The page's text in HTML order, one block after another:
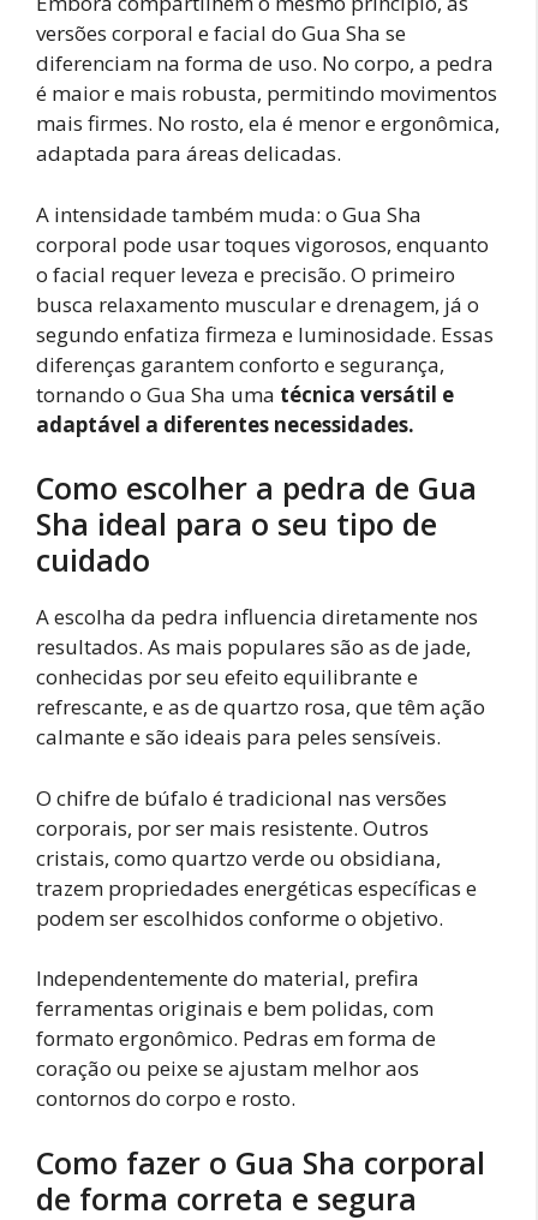
versões corporal e facial do Gua Sha se
diferenciam na forma de uso. No corpo, a pedra
é maior e mais robusta, permitindo movimentos
mais firmes. No rosto, ela é menor e ergonômica,
adaptada para áreas delicadas.
A intensidade também muda: o Gua Sha
corporal pode usar toques vigorosos, enquanto
o facial requer leveza e precisão. O primeiro
busca relaxamento muscular e drenagem, já o
segundo enfatiza firmeza e luminosidade. Essas
diferenças garantem conforto e segurança,
tornando o Gua Sha uma técnica versátil e
adaptável a diferentes necessidades.
Como escolher a pedra de Gua
Sha ideal para o seu tipo de
cuidado
A escolha da pedra influencia diretamente nos
resultados. As mais populares são as de jade,
conhecidas por seu efeito equilibrante e
refrescante, e as de quartzo rosa, que têm ação
calmante e são ideais para peles sensíveis.
O chifre de búfalo é tradicional nas versões
corporais, por ser mais resistente. Outros
cristais, como quartzo verde ou obsidiana,
trazem propriedades energéticas específicas e
podem ser escolhidos conforme o objetivo.
Independentemente do material, prefira
ferramentas originais e bem polidas, com
formato ergonômico. Pedras em forma de
coração ou peixe se ajustam melhor aos
contornos do corpo e rosto.
Como fazer o Gua Sha corporal
de forma correta e segura